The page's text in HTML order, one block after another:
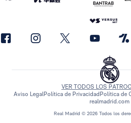
Real Madrid © 2026 Todos los
VER TODOS LOS
Aviso LegalPolítica de Privacidad Política de
realmadrid.com